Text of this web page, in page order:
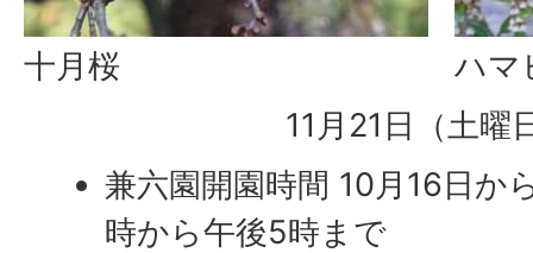
十月桜
ハマ
11月21日（土曜
兼六園開園時間 10月16日か
時から午後5時まで